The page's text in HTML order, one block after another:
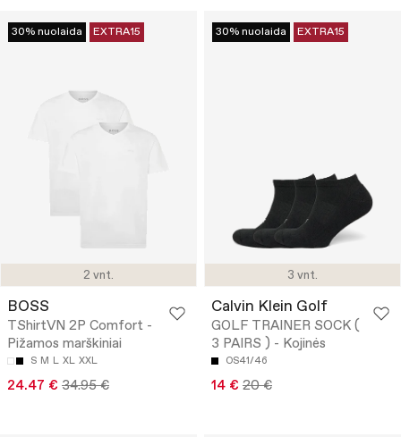
2 vnt.
30% nuolaida EXTRA15
BOSS
TShirtVN 2P Comfort -
Pižamos marškiniai
S M L XL XXL
24.47 € 34.95 €
3 vnt.
30% nuolaida EXTRA15
Calvin Klein Golf
GOLF TRAINER SOCK (
3 PAIRS ) - Kojinės
OS41/46
14 € 20 €